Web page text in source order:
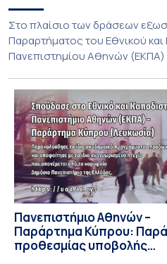
Στο πλαίσιο των δράσεων
Παραρτήματος του Εθνικού
Πανεπιστημίου Αθηνών (ΕΚΠΑ)
Τμήματος Οικονομικών
Διοίκησης Επιχειρήσεων και
του 2026, ο Κοσμήτορας της
Πολιτικών Επιστημών,
Πρόεδρος του Τμήματος […]
Πανεπιστήμιο Αθηνών –
Παράρτημα Κύπρου:
προθεσμίας υποβολής